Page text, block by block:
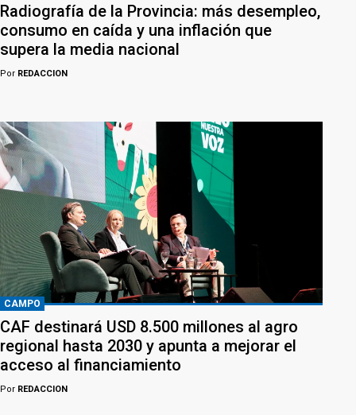
Radiografía de la Provincia: más desempleo,
consumo en caída y una inflación que
supera la media nacional
Por REDACCION
CAMPO
CAF destinará USD 8.500 millones al agro
regional hasta 2030 y apunta a mejorar el
acceso al financiamiento
Por REDACCION